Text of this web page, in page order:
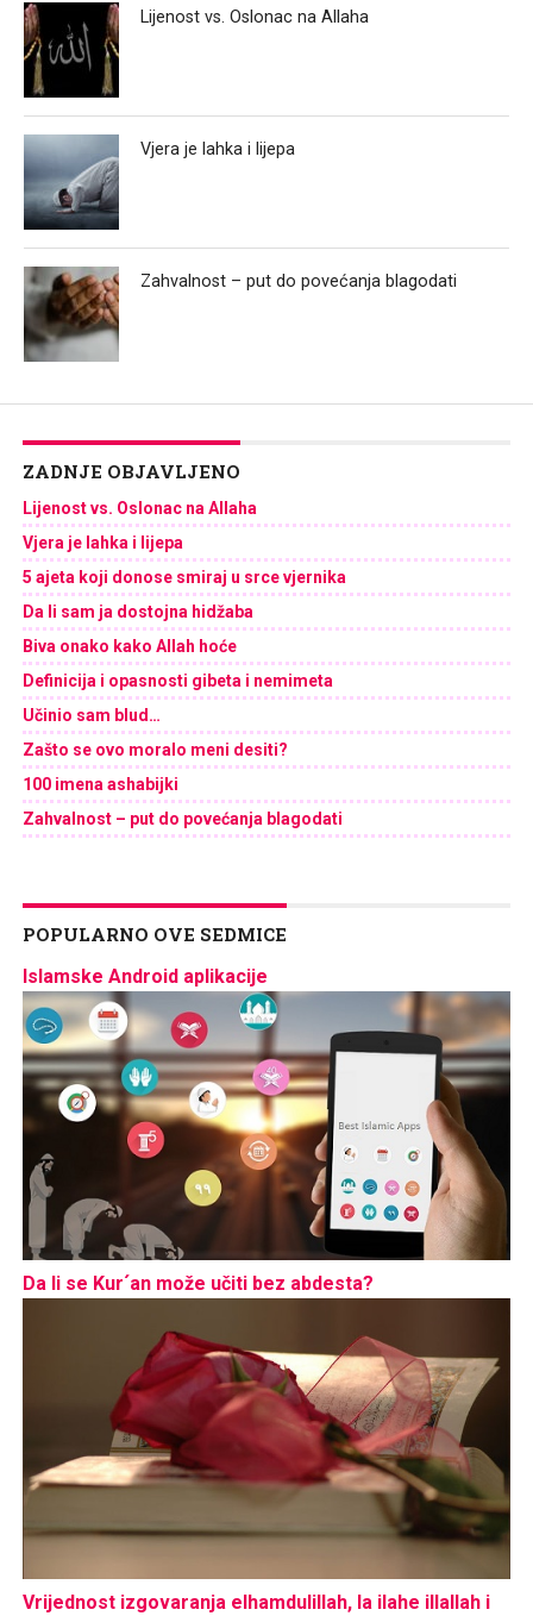
Lijenost vs. Oslonac na Allaha
Vjera je lahka i lijepa
Zahvalnost – put do povećanja blagodati
ZADNJE OBJAVLJENO
Lijenost vs. Oslonac na Allaha
Vjera je lahka i lijepa
5 ajeta koji donose smiraj u srce vjernika
Da li sam ja dostojna hidžaba
Biva onako kako Allah hoće
Definicija i opasnosti gibeta i nemimeta
Učinio sam blud…
Zašto se ovo moralo meni desiti?
100 imena ashabijki
Zahvalnost – put do povećanja blagodati
POPULARNO OVE SEDMICE
Islamske Android aplikacije
Da li se Kur´an može učiti bez abdesta?
Vrijednost izgovaranja elhamdulillah, la ilahe illallah i